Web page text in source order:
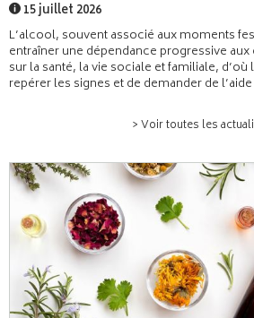
15 juillet 2026
L’alcool, souvent associé aux moments
entraîner une dépendance progressive
sur la santé, la vie sociale et familiale, d’où
repérer les signes et de demander de
> Voir toutes les